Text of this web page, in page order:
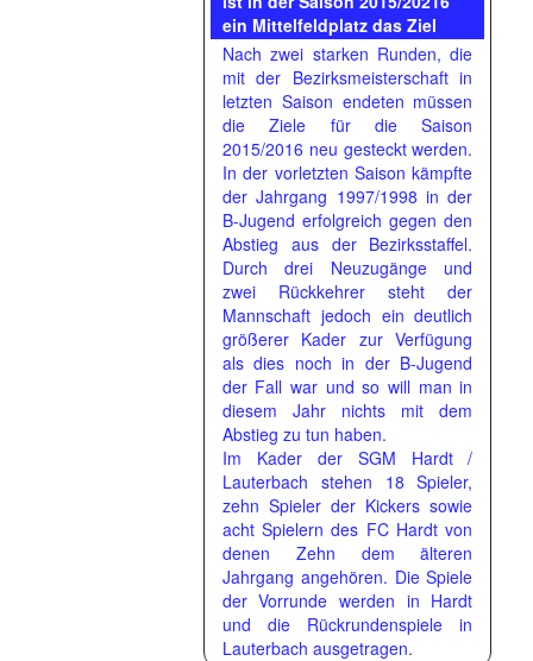
ein Mittelfeldplatz das Ziel
Nach zwei starken Runden, die
mit der Bezirksmeisterschaft in
letzten Saison endeten müssen
die Ziele für die Saison
2015/2016 neu gesteckt werden.
In der vorletzten Saison kämpfte
der Jahrgang 1997/1998 in der
B-Jugend erfolgreich gegen den
Abstieg aus der Bezirksstaffel.
Durch drei Neuzugänge und
zwei Rückkehrer steht der
Mannschaft jedoch ein deutlich
größerer Kader zur Verfügung
als dies noch in der B-Jugend
der Fall war und so will man in
diesem Jahr nichts mit dem
Abstieg zu tun haben.
Im Kader der SGM Hardt /
Lauterbach stehen 18 Spieler,
zehn Spieler der Kickers sowie
acht Spielern des FC Hardt von
denen Zehn dem älteren
Jahrgang angehören. Die Spiele
der Vorrunde werden in Hardt
und die Rückrundenspiele in
Lauterbach ausgetragen.